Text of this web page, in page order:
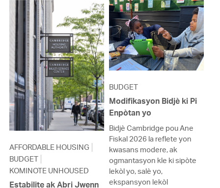
AFFORDABLE HOUSING
BUDGET
KOMINOTE UNHOUSED
Estabilite ak Abri Jwenn
BUDGET
Modifikasyon Bidjè ki Pi
Enpòtan yo
Bidjè Cambridge pou Ane
Fiskal 2026 la reflete yon
kwasans modere, ak
ogmantasyon kle ki sipòte
lekòl yo, salè yo,
ekspansyon lekòl